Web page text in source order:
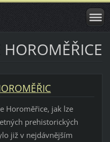
Horoměřice, jak lze
prehistorických
již v nejdávnějším